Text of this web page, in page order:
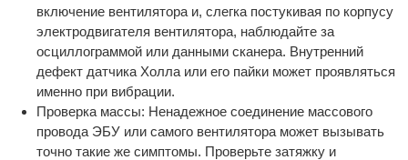
включение вентилятора и, слегка постукивая по корпусу
электродвигателя вентилятора, наблюдайте за
осциллограммой или данными сканера. Внутренний
дефект датчика Холла или его пайки может проявляться
именно при вибрации.
Проверка массы: Ненадежное соединение массового
провода ЭБУ или самого вентилятора может вызывать
точно такие же симптомы. Проверьте затяжку и